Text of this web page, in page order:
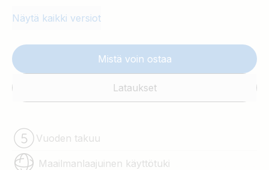
Näytä kaikki versiot
Mistä voin ostaa
Lataukset
Vuoden takuu
Maailmanlaajuinen käyttötuki